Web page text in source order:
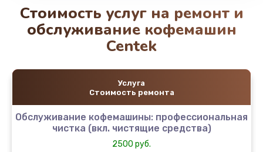
Стоимость услуг на ремонт и
обслуживание кофемашин
Centek
Услуга
Стоимость ремонта
Обслуживание кофемашины: профессиональная
чистка (вкл. чистящие средства)
2500 руб.